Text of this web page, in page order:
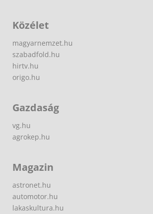
Közélet
magyarnemzet.hu
szabadfold.hu
hirtv.hu
origo.hu
Gazdaság
vg.hu
agrokep.hu
Magazin
astronet.hu
automotor.hu
lakaskultura.hu